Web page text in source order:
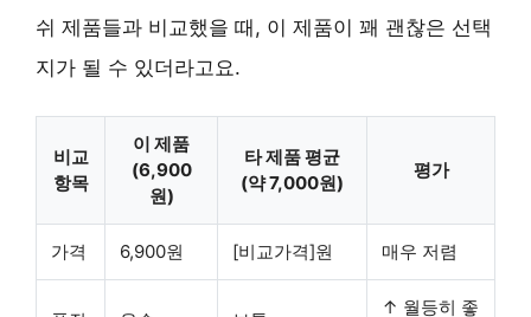
쉬 제품들과 비교했을 때, 이 제품이 꽤 괜찮은 선택
지가 될 수 있더라고요.
비교
항목
이 제품
(6,900
원)
타 제품 평균
(약 7,000원)
평가
가격 6,900원 [비교가격]원 매우 저렴
↑ 월등히 좋